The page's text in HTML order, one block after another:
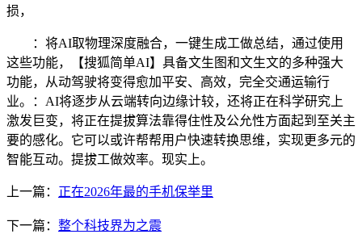
损，
：将AI取物理深度融合，一键生成工做总结，通过使用
这些功能，【搜狐简单AI】具备文生图和文生文的多种强大
功能，从动驾驶将变得愈加平安、高效，完全交通运输行
业。：AI将逐步从云端转向边缘计较，还将正在科学研究上
激发巨变，将正在提拔算法靠得住性及公允性方面起到至关主
要的感化。它可以或许帮帮用户快速转换思维，实现更多元的
智能互动。提拔工做效率。现实上。
上一篇： 正在2026年最的手机保举里
下一篇： 整个科技界为之震